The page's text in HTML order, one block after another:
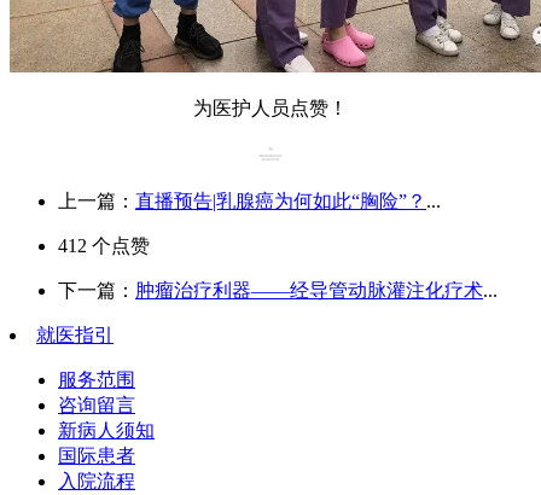
为医护人员点赞！
上一篇： 直播预告|乳腺癌为何如此“胸险”？ ...
412 个点赞
下一篇： 肿瘤治疗利器——经导管动脉灌注化疗术...
就医指引
服务范围
咨询留言
新病人须知
国际患者
入院流程